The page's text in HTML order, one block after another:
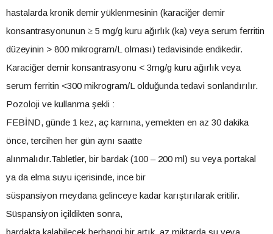
hastalarda kronik demir yüklenmesinin (karaciğer demir
konsantrasyonunun ≥ 5 mg/g kuru ağırlık (ka) veya serum ferritin
düzeyinin > 800 mikrogram/L olması) tedavisinde endikedir.
Karaciğer demir konsantrasyonu < 3mg/g kuru ağırlık veya
serum ferritin <300 mikrogram/L olduğunda tedavi sonlandırılır.
Pozoloji ve kullanma şekli :
FEBİND, günde 1 kez, aç karnına, yemekten en az 30 dakika
önce, tercihen her gün aynı saatte
alınmalıdır.Tabletler, bir bardak (100 – 200 ml) su veya portakal
ya da elma suyu içerisinde, ince bir
süspansiyon meydana gelinceye kadar karıştırılarak eritilir.
Süspansiyon içildikten sonra,
bardakta kalabilecek herhangi bir artık, az miktarda su veya